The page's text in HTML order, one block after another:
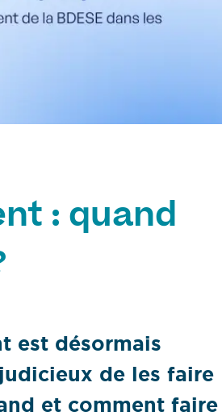
: quand
est désormais
de les faire
et comment faire